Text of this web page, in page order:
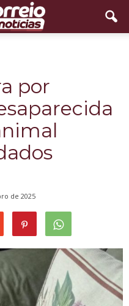
por
de 2025